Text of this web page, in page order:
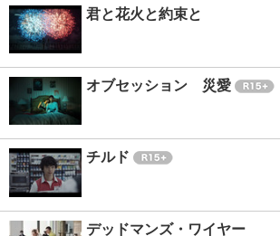
君と花火と約束と
オブセッション 災愛
チルド
デッドマンズ・ワイヤー